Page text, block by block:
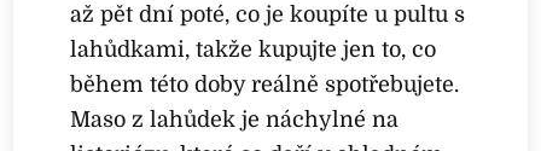
až pět dní poté, co je koupíte u pultu s
lahůdkami, takže kupujte jen to, co
během této doby reálně spotřebujete.
Maso z lahůdek je náchylné na